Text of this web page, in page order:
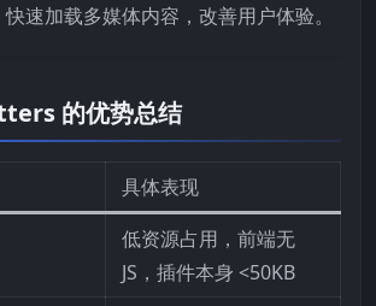
速加载多媒体内容，改善用户体验。
的优势总结
具体表现
低资源占用，前端无
JS，插件本身 <50KB